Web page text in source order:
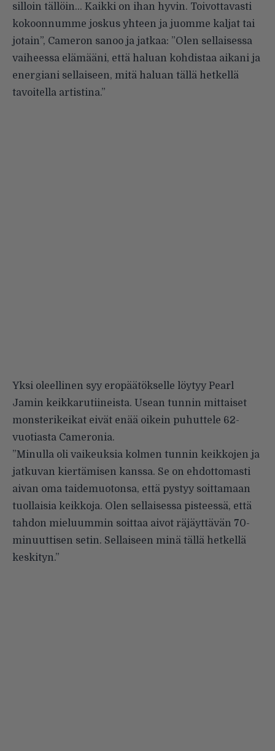
silloin tällöin… Kaikki on ihan hyvin. Toivottavasti
kokoonnumme joskus yhteen ja juomme kaljat tai
jotain”, Cameron sanoo ja jatkaa: ”Olen sellaisessa
vaiheessa elämääni, että haluan kohdistaa aikani ja
energiani sellaiseen, mitä haluan tällä hetkellä
tavoitella artistina.”
Yksi oleellinen syy eropäätökselle löytyy Pearl
Jamin keikkarutiineista. Usean tunnin mittaiset
monsterikeikat eivät enää oikein puhuttele 62-
vuotiasta Cameronia.
”Minulla oli vaikeuksia kolmen tunnin keikkojen ja
jatkuvan kiertämisen kanssa. Se on ehdottomasti
aivan oma taidemuotonsa, että pystyy soittamaan
tuollaisia keikkoja. Olen sellaisessa pisteessä, että
tahdon mieluummin soittaa aivot räjäyttävän 70-
minuuttisen setin. Sellaiseen minä tällä hetkellä
keskityn.”